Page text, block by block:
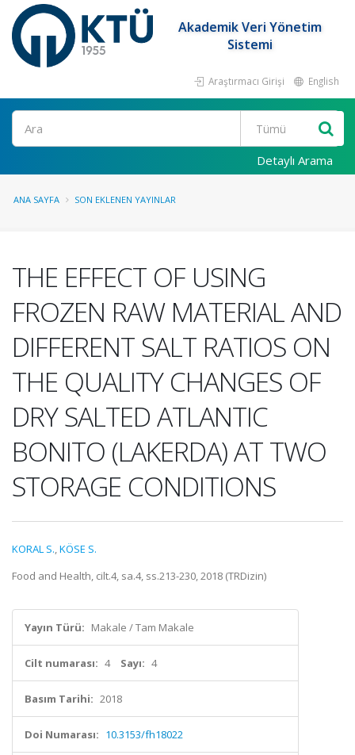
Akademik Veri Yönetim
Sistemi
Araştırmacı Girişi English
Ara
Detaylı Arama
ANA SAYFA SON EKLENEN YAYINLAR
THE EFFECT OF USING
FROZEN RAW MATERIAL AND
DIFFERENT SALT RATIOS ON
THE QUALITY CHANGES OF
DRY SALTED ATLANTIC
BONITO (LAKERDA) AT TWO
STORAGE CONDITIONS
KORAL S.,KÖSE S.
Food and Health, cilt.4, sa.4, ss.213-230, 2018 (TRDizin)
Yayın Türü: Makale / Tam Makale
Cilt numarası: 4 Sayı: 4
Basım Tarihi: 2018
Doi Numarası: 10.3153/fh18022